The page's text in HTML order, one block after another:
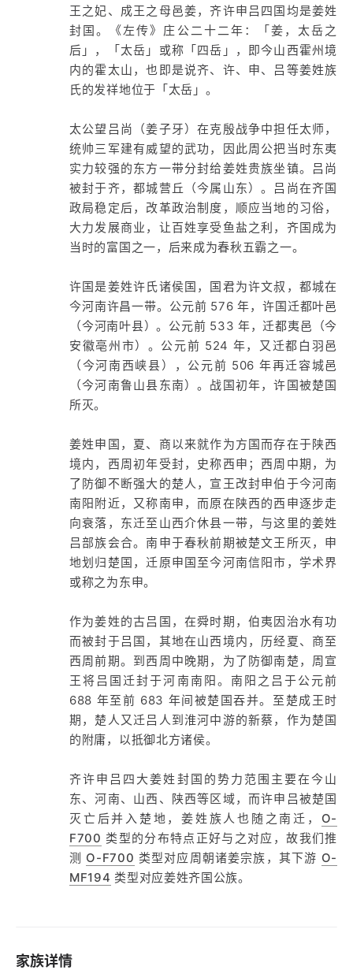
王之妃、成王之母邑姜，齐许申吕四国均是姜姓
封国。《左传》庄公二十二年：「姜，太岳之
后」，「太岳」或称「四岳」，即今山西霍州境
内的霍太山，也即是说齐、许、申、吕等姜姓族
氏的发祥地位于「太岳」。
太公望吕尚（姜子牙）在克殷战争中担任太师，
统帅三军建有威望的武功，因此周公把当时东夷
实力较强的东方一带分封给姜姓贵族坐镇。吕尚
被封于齐，都城营丘（今属山东）。吕尚在齐国
政局稳定后，改革政治制度，顺应当地的习俗，
大力发展商业，让百姓享受鱼盐之利，齐国成为
当时的富国之一，后来成为春秋五霸之一。
许国是姜姓许氏诸侯国，国君为许文叔，都城在
今河南许昌一带。公元前 576 年，许国迁都叶邑
（今河南叶县）。公元前 533 年，迁都夷邑（今
安徽亳州市）。公元前 524 年，又迁都白羽邑
（今河南西峡县），公元前 506 年再迁容城邑
（今河南鲁山县东南）。战国初年，许国被楚国
所灭。
姜姓申国，夏、商以来就作为方国而存在于陕西
境内，西周初年受封，史称西申；西周中期，为
了防御不断强大的楚人，宣王改封申伯于今河南
南阳附近，又称南申，而原在陕西的西申逐步走
向衰落，东迁至山西介休县一带，与这里的姜姓
吕部族会合。南申于春秋前期被楚文王所灭，申
地划归楚国，迁原申国至今河南信阳市，学术界
或称之为东申。
作为姜姓的古吕国，在舜时期，伯夷因治水有功
而被封于吕国，其地在山西境内，历经夏、商至
西周前期。到西周中晚期，为了防御南楚，周宣
王将吕国迁封于河南南阳。南阳之吕于公元前
688 年至前 683 年间被楚国吞并。至楚成王时
期，楚人又迁吕人到淮河中游的新蔡，作为楚国
的附庸，以抵御北方诸侯。
齐许申吕四大姜姓封国的势力范围主要在今山
东、河南、山西、陕西等区域，而许申吕被楚国
灭亡后并入楚地，姜姓族人也随之南迁， O-
F700 类型的分布特点正好与之对应，故我们推
测 O-F700 类型对应周朝诸姜宗族，其下游 O-
MF194 类型对应姜姓齐国公族。
家族详情